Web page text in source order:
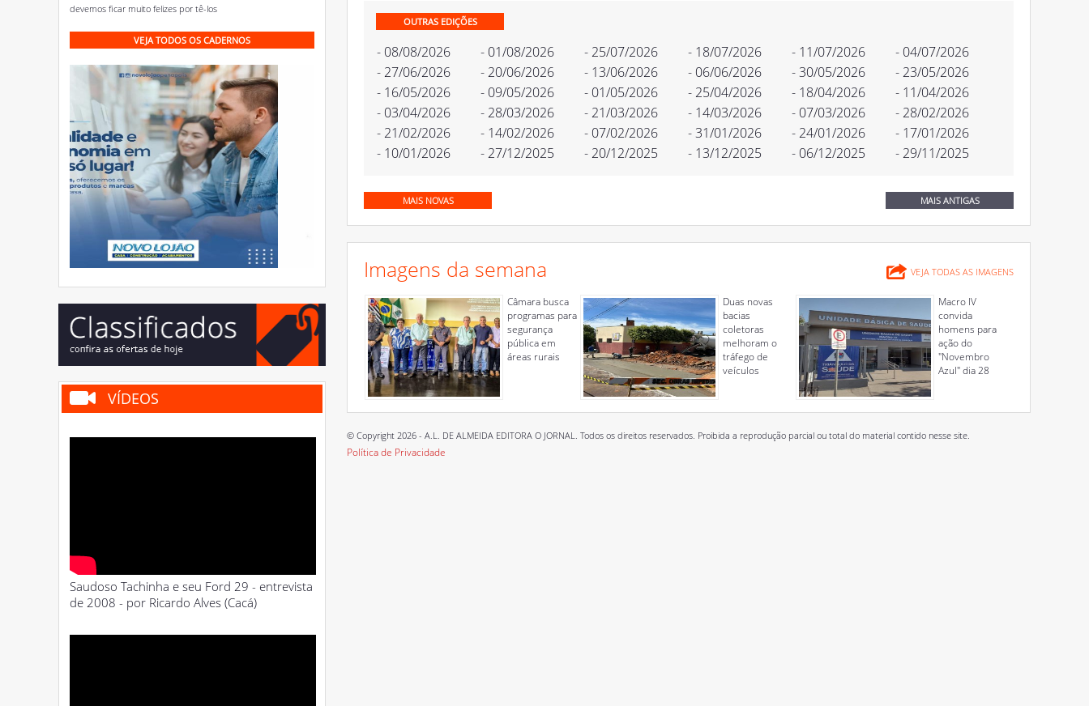
devemos ficar muito felizes por tê-los
VEJA TODOS OS CADERNOS
VÍDEOS
Saudoso Tachinha e seu Ford 29 - entrevista
de 2008 - por Ricardo Alves (Cacá)
OUTRAS EDIÇÕES
- 08/08/2026 - 01/08/2026 - 25/07/2026 - 18/07/2026 - 11/07/2026
- 04/07/2026
- 27/06/2026
- 20/06/2026 - 13/06/2026 - 06/06/2026 - 30/05/2026
- 23/05/2026
- 16/05/2026
- 09/05/2026 - 01/05/2026 - 25/04/2026 - 18/04/2026
- 11/04/2026
- 03/04/2026
- 28/03/2026 - 21/03/2026 - 14/03/2026 - 07/03/2026
- 28/02/2026
- 21/02/2026
- 14/02/2026 - 07/02/2026 - 31/01/2026 - 24/01/2026
- 17/01/2026
- 10/01/2026
- 27/12/2025 - 20/12/2025 - 13/12/2025 - 06/12/2025 - 29/11/2025
MAIS NOVAS MAIS ANTIGAS
Imagens da semana VEJA TODAS AS IMAGENS
Câmara busca
programas para
segurança
pública em
áreas rurais
Duas novas
bacias
coletoras
melhoram o
tráfego de
veículos
Macro IV
convida
homens para
ação do
"Novembro
Azul" dia 28
© Copyright 2026 - A.L. DE ALMEIDA EDITORA O JORNAL. Todos os direitos reservados. Proibida a reprodução parcial ou total do material contido nesse site.
Política de Privacidade